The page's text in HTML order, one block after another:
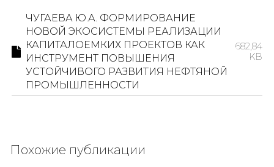
ЧУГАЕВА Ю.А. ФОРМИРОВАНИЕ
НОВОЙ ЭКОСИСТЕМЫ РЕАЛИЗАЦИИ
КАПИТАЛОЕМКИХ ПРОЕКТОВ КАК
ИНСТРУМЕНТ ПОВЫШЕНИЯ
УСТОЙЧИВОГО РАЗВИТИЯ НЕФТЯНОЙ
ПРОМЫШЛЕННОСТИ
682,84
KB
Похожие публикации